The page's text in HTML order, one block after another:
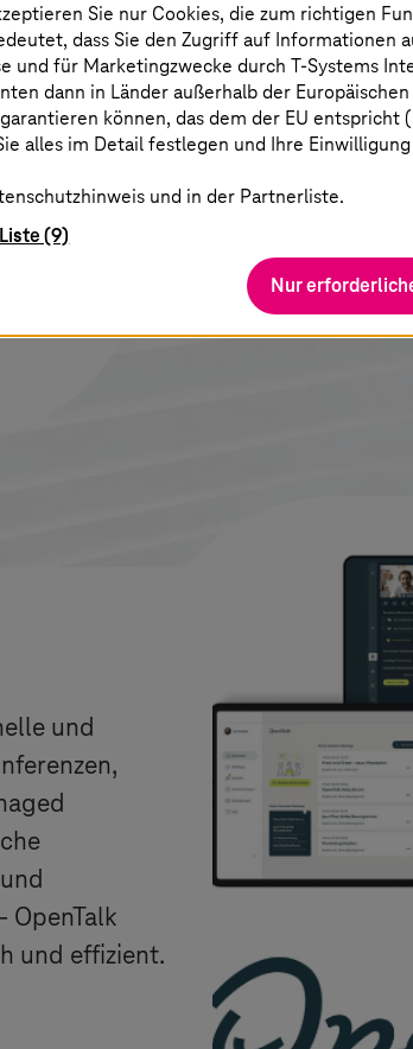
Gemeinden entwickelt
Mitarbeitern, vertrauliche
auszutauschen.
und
und effizient.
Sie nur Cookies, die zum richtigen
dass Sie den Zugriff auf Informationen
und für Marketingzwecke durchT-Systems
dann in Länder außerhalb der
können, das dem der EU entspricht
alles im Detail festlegen und Ihre
und in der Partnerliste.
(9)
Nur